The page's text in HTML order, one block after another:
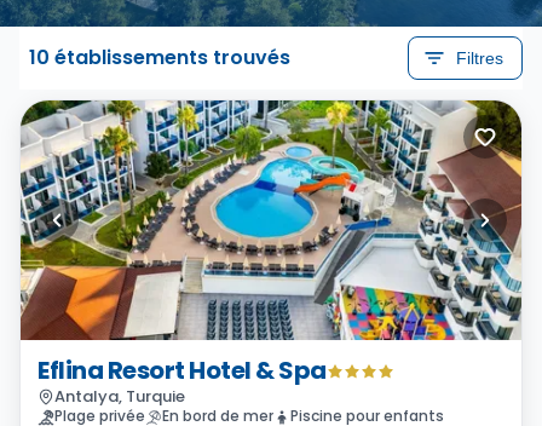
10 établissements trouvés Filtres
Eflina Resort Hotel & Spa
Antalya, Turquie
Plage privée En bord de mer
Piscine pour enfants